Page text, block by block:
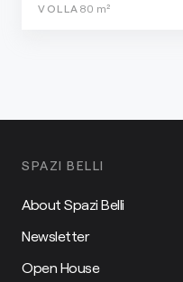
VOLLA 80 m²
SPAZI BELLI
About Spazi Belli
Newsletter
Open House